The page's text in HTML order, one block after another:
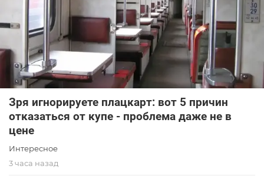
Зря игнорируете плацкарт: вот 5 причин
отказаться от купе - проблема даже не в
цене
Интересное
3 часа назад